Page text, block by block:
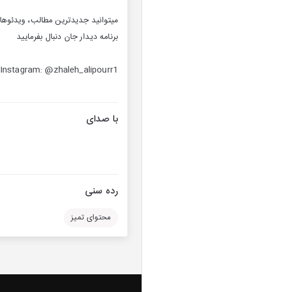
برنامه دیدار جان دنبال بفرمایید
Instagram: @zhaleh_alipourr1
با صدای
رده سنی
محتوای تمیز